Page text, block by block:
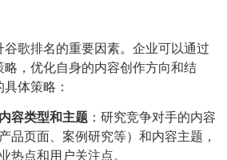
歌排名的重要因素。企业可以通过
，优化自身的内容创作方向和结
体策略：
容类型和主题 ：研究竞争对手的内容
品页面、案例研究等）和内容主题，
热点和用户关注点。